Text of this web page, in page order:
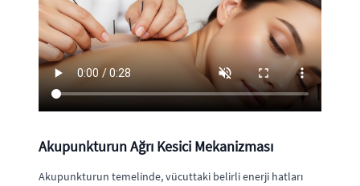
Akupunkturun Ağrı Kesici Mekanizması
Akupunkturun temelinde, vücuttaki belirli enerji hatları